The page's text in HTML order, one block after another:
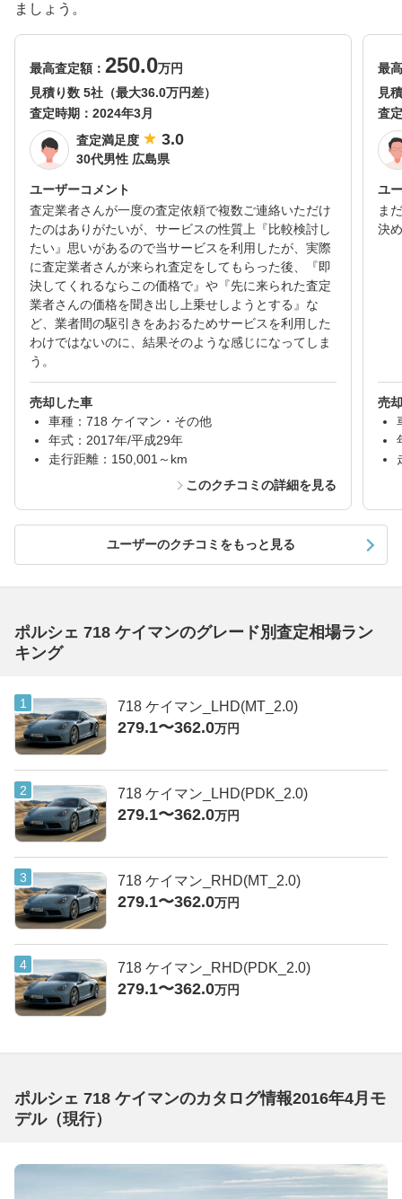
ましょう。
最高査定額： 250.0万円
見積り数 5社（最大36.0万円差）
査定時期： 2024年3月
査定満足度
3.0
30代男性 広島県
ユーザーコメント
査定業者さんが一度の査定依頼で複数ご連絡いただけ
たのはありがたいが、サービスの性質上『比較検討し
たい』思いがあるので当サービスを利用したが、実際
に査定業者さんが来られ査定をしてもらった後、『即
決してくれるならこの価格で』や『先に来られた査定
業者さんの価格を聞き出し上乗せしようとする』な
ど、業者間の駆引きをあおるためサービスを利用した
わけではないのに、結果そのような感じになってしま
う。
売却した車
車種：718 ケイマン・その他
年式：2017年/平成29年
走行距離：150,001～km
このクチコミの詳細を見る
最
見
査
ユ
ま
決
売
ユーザーのクチコミをもっと見る
ポルシェ 718 ケイマンのグレード別査定相場ラン
キング
718 ケイマン_LHD(MT_2.0)
279.1〜362.0万円
718 ケイマン_LHD(PDK_2.0)
279.1〜362.0万円
718 ケイマン_RHD(MT_2.0)
279.1〜362.0万円
718 ケイマン_RHD(PDK_2.0)
279.1〜362.0万円
ポルシェ 718 ケイマンのカタログ情報2016年4月モ
デル（現行）